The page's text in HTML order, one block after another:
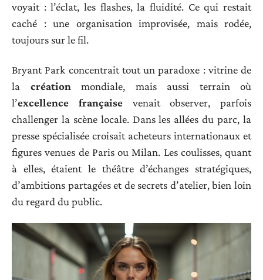
voyait : l’éclat, les flashes, la fluidité. Ce qui restait
caché : une organisation improvisée, mais rodée,
toujours sur le fil.
Bryant Park concentrait tout un paradoxe : vitrine de
la création mondiale, mais aussi terrain où
l’excellence françaisevenait observer, parfois
challenger la scène locale. Dans les allées du parc, la
presse spécialisée croisait acheteurs internationaux et
figures venues de Paris ou Milan. Les coulisses, quant
à elles, étaient le théâtre d’échanges stratégiques,
d’ambitions partagées et de secrets d’atelier, bien loin
du regard du public.